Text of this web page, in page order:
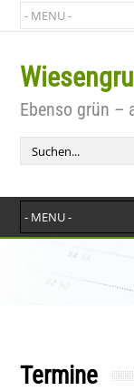
Ebenso grün –
Termine